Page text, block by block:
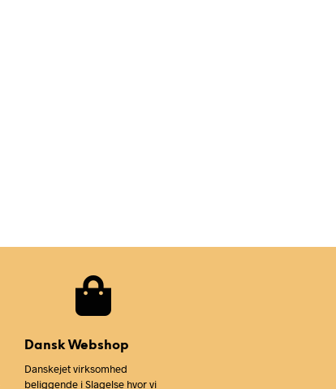
Dansk Webshop
Danskejet virksomhed
beliggende i Slagelse hvor vi